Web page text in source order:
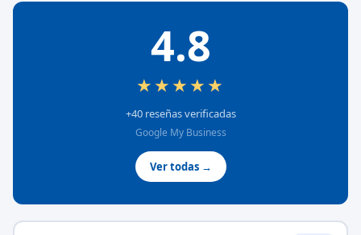
4.8
★★★★★
+40 reseñas verificadas
Google My Business
Ver todas →